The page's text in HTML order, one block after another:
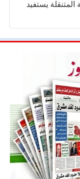
للمكتبة المتنقلة يستفيد